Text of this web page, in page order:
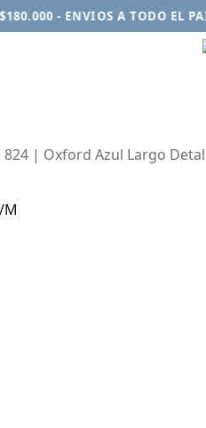
- ENVIOS A TODO EL
824 | Oxford Azul Largo